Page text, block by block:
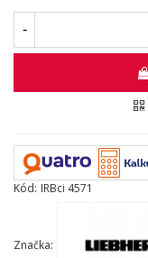
-
Kód: IRBci 4571
Značka: